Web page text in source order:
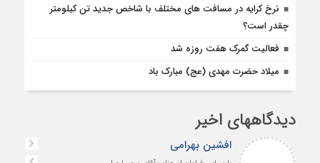
نرخ کرایه در مسافت‌ های مختلف با شاخص جدید تن کیلومتر
چقدر است؟
فعالیت گمرک هفت روزه شد
میلاد حضرت مهدی (عج) مبارک باد
دیدگاههای اخیر
افشین بهرامی